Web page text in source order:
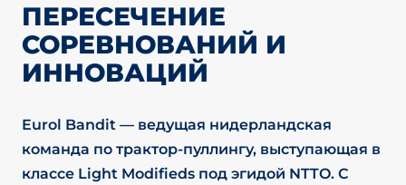
ПЕРЕСЕЧЕНИЕ
СОРЕВНОВАНИЙ И
ИННОВАЦИЙ
Eurol Bandit — ведущая нидерландская
команда по трактор-пуллингу, выступающая в
классе Light Modifieds под эгидой NTTO. С